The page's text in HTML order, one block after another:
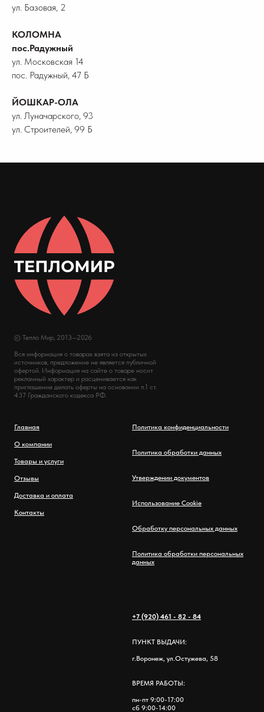
ул. Базовая, 2
КОЛОМНА
пос.Радужный
ул. Московская 14
пос. Радужный, 47 Б
ЙОШКАР-ОЛА
ул. Луначарского, 93
ул. Строителей, 99 Б
© Тепло Мир, 2013—2026
Вся информация о товарах взята из открытых
источников, предложение не является публичной
офертой. Информация на сайте о товаре носит
рекламный характер и расценивается как
приглашение делать оферты на основании п.1 ст.
437 Гражданского кодекса РФ.
Главная
О компании
Товары и услуги
Отзывы
Доставка и оплата
Контакты
Политика конфиденциальности
Политика обработки данных
Утверждении документов
Использование Cookie
Обработку персональных данных
Политика обработки персональных
данных
+7 (920) 461 - 82 - 84
ПУНКТ ВЫДАЧИ:
г.Воронеж, ул.Остужева, 58
ВРЕМЯ РАБОТЫ:
пн-пт 9:00-17:00
сб 9:00-14:00